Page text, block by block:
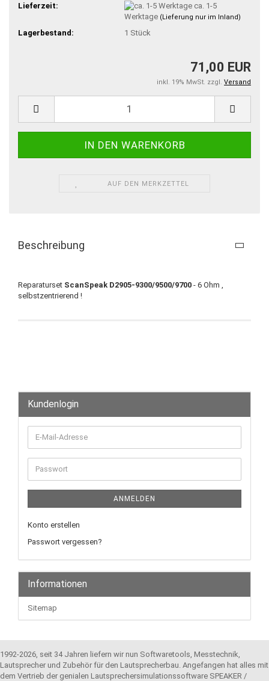
Lieferzeit:
ca. 1-5
Werktage (Lieferung nur im Inland)
Lagerbestand: 1 Stück
71,00 EUR
inkl. 19% MwSt. zzgl. Versand
AUF DEN MERKZETTEL
Beschreibung
Reparaturset ScanSpeak D2905-9300/9500/9700 - 6 Ohm ,
selbstzentrierend !
Kundenlogin
E-
Mail-
Adresse
Passwort
ANMELDEN
Konto erstellen
Passwort vergessen?
Informationen
Sitemap
1992-2026, seit 34 Jahren liefern wir nun Softwaretools, Messtechnik,
Lautsprecher und Zubehör für den Lautsprecherbau. Angefangen hat alles mit
dem Vertrieb der genialen Lautsprechersimulationssoftware SPEAKER /